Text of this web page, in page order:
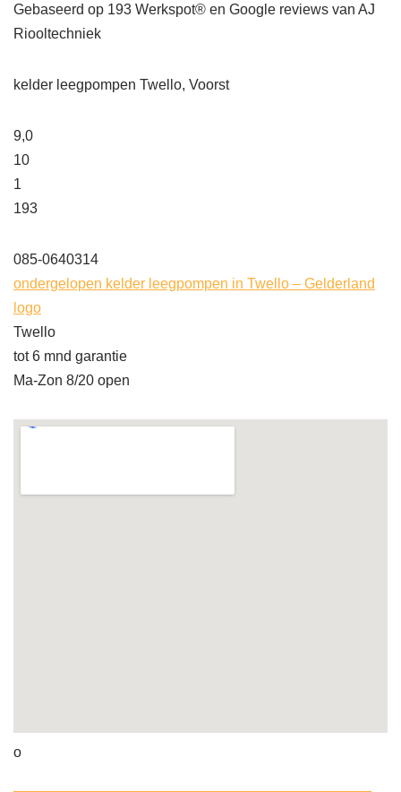
Gebaseerd op 193 Werkspot® en Google reviews van AJ
Riooltechniek
kelder leegpompen Twello, Voorst
9,0
10
1
193
085-0640314
ondergelopen kelder leegpompen in Twello – Gelderland
logo
Twello
tot 6 mnd garantie
Ma-Zon 8/20 open
o